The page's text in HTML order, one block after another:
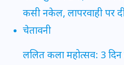
कसी नकेल, लापरवाही पर
चेतावनी
ललित कला महोत्सव: 3